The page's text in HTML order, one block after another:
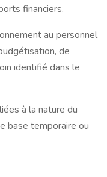
financiers.
au personnel
de
identifié dans le
à la nature du
base temporaire ou